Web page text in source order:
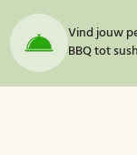
Vind jouw
BBQ tot